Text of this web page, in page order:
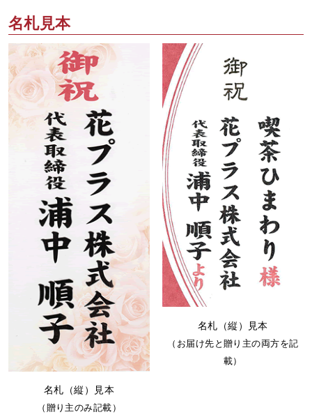
名札見本
名札（縦）見本
（贈り主のみ記載）
名札（縦）見本
（お届け先と贈り主の両方を記
載）